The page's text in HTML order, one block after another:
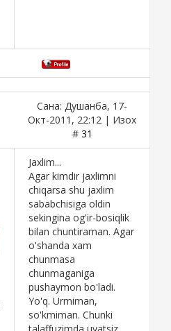
Сана: Душанба, 17-
Окт-2011, 22:12 | Изох
# 31
Jaxlim...
Agar kimdir jaxlimni
chiqarsa shu jaxlim
sababchisiga oldin
sekingina og'ir-bosiqlik
bilan chuntiraman. Agar
o'shanda xam
chunmasa
chunmaganiga
pushaymon bo'ladi.
Yo'q. Urmiman,
so'kmiman. Chunki